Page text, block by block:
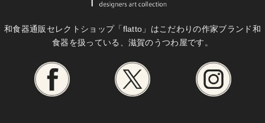
和食器通販セレクトショップ「flatto」はこだわりの作家ブランド和
食器を扱っている、滋賀のうつわ屋です。